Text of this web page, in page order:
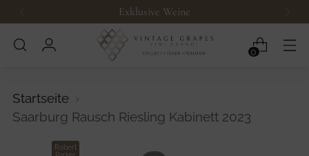
Exklusive Weine
0
Startseite
Saarburg Rausch Riesling Kabinett 2023
Robert